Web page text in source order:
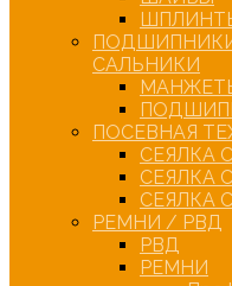
САЛЬНИКИ
ПОСЕВНАЯ
СЕЯЛКА
СЕЯЛКА
СЕЯЛКА
РЕМНИ / РВД
РВД
РЕМНИ